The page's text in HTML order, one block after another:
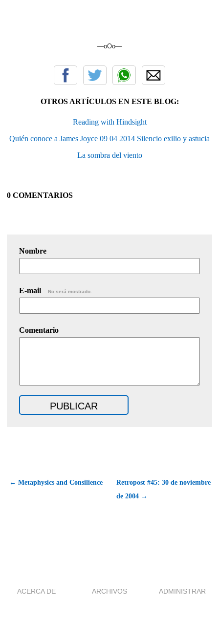
—oOo—
OTROS ARTÍCULOS EN ESTE BLOG:
Reading with Hindsight
Quién conoce a James Joyce 09 04 2014 Silencio exilio y astucia
La sombra del viento
0 COMENTARIOS
Nombre
E-mail No será mostrado.
Comentario
← Metaphysics and Consilience
Retropost #45: 30 de noviembre
de 2004 →
ACERCA DE ARCHIVOS ADMINISTRAR